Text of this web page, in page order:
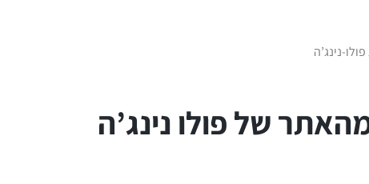
נינג’ה
של פולו נינג’ה